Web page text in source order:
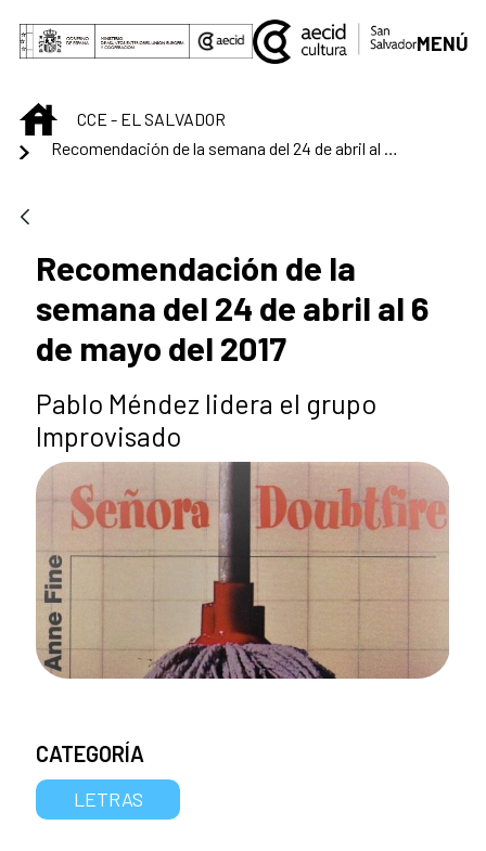
Saltar al contenido principal
MENÚ
INICIOCCE - EL SALVADOR
Recomendación de la
semana del 24 de abril al 6
de mayo del 2017
Pablo Méndez lidera el grupo
Improvisado
CATEGORÍA
LETRAS